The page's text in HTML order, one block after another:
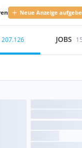
Neue Anzeige
207.126 JOBS